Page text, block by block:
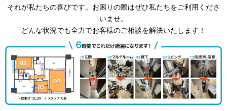
それが私たちの喜びです。お困りの際はぜひ私たちをご利用くださ
いませ。
どんな状況でも全力でお客様のご相談を解決いたします！